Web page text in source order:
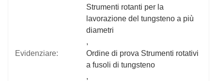
Evidenziare:
Strumenti rotanti per la
lavorazione del tungsteno a più
diametri
,
Ordine di prova Strumenti rotativi
a fusoli di tungsteno
,